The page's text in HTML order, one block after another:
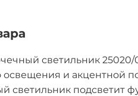
светильник
освещения и акцентной
светильник подсветит